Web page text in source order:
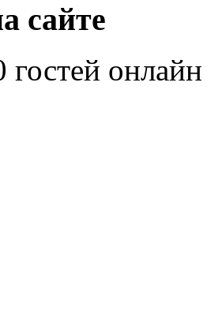
сайте
гостей онлайн